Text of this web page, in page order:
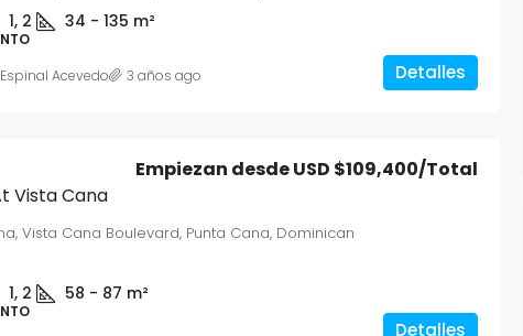
1, 2 34 - 135 m²
Detalles
Acevedo 3 años ago
Vista Cana
Empiezan desdeUSD $109,400/Total
Vista Cana Boulevard, Punta Cana, Dominican
1, 2 58 - 87 m²
Detalles